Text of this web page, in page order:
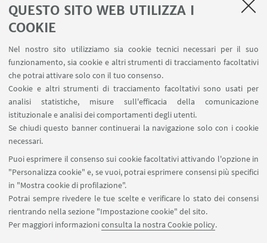
QUESTO SITO WEB UTILIZZA I
COOKIE
Nel nostro sito utilizziamo sia cookie tecnici necessari per il suo
funzionamento, sia cookie e altri strumenti di tracciamento facoltativi
che potrai attivare solo con il tuo consenso.
Cookie e altri strumenti di tracciamento facoltativi sono usati per
analisi statistiche, misure sull'efficacia della comunicazione
istituzionale e analisi dei comportamenti degli utenti.
Se chiudi questo banner continuerai la navigazione solo con i cookie
necessari.
Puoi esprimere il consenso sui cookie facoltativi attivando l'opzione in
"Personalizza cookie" e, se vuoi, potrai esprimere consensi più specifici
in "Mostra cookie di profilazione".
Potrai sempre rivedere le tue scelte e verificare lo stato dei consensi
rientrando nella sezione "Impostazione cookie" del sito.
Per maggiori informazioniconsulta la nostra Cookie policy.
I AM A PRO-ACTOR
Il progetto pratico-educativo I AM A PRO-
ACTOR anticipa l’inserimento degli studenti
delle scuole superiori all’interno del contesto
industriale, tramite la forma di collaborazione
PCTO (ex alternanza scuola-lavoro), al fine di
supportare le aziende nell’attivazione di
percorsi di sostenibilità ed economia circolare,
tramite l’analisi quantitativa di prodotti e
processi (modello ViVACE).
VAI ALLA PAGINA